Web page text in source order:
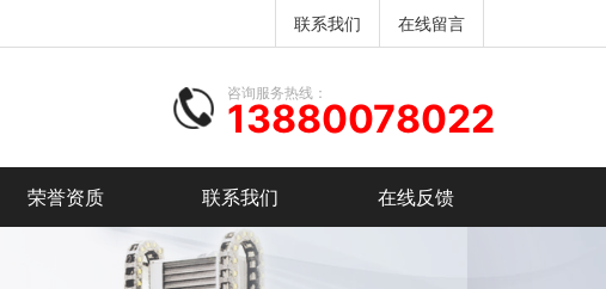
在线留言
联系我们
咨询服务热线：
13880078022
荣誉资质 联系我们 在线反馈